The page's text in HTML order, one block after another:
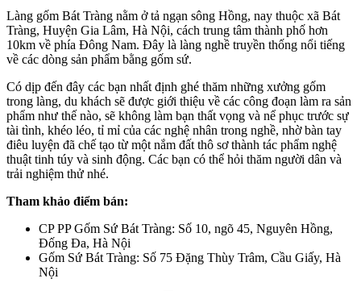
Làng gốm Bát Tràng nằm ở tả ngạn sông Hồng, nay thuộc xã Bát
Tràng, Huyện Gia Lâm, Hà Nội, cách trung tâm thành phố hơn
10km về phía Đông Nam. Đây là làng nghề truyền thống nổi tiếng
về các dòng sản phẩm bằng gốm sứ.
Có dịp đến đây các bạn nhất định ghé thăm những xưởng gốm
trong làng, du khách sẽ được giới thiệu về các công đoạn làm ra sản
phẩm như thế nào, sẽ không làm bạn thất vọng và nể phục trước sự
tài tình, khéo léo, tỉ mỉ của các nghệ nhân trong nghề, nhờ bàn tay
điêu luyện đã chế tạo từ một nắm đất thô sơ thành tác phẩm nghệ
thuật tinh túy và sinh động. Các bạn có thể hỏi thăm người dân và
trải nghiệm thử nhé.
Tham khảo điểm bán:
CP PP Gốm Sứ Bát Tràng: Số 10, ngõ 45, Nguyên Hồng,
Đống Đa, Hà Nội
Gốm Sứ Bát Tràng: Số 75 Đặng Thùy Trâm, Cầu Giấy, Hà
Nội